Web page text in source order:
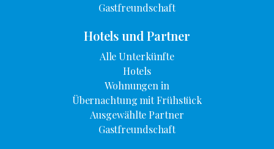
Gastfreundschaft
Hotels und Partner
Alle Unterkünfte
Hotels
Wohnungen in
Übernachtung mit Frühstück
Ausgewählte Partner
Gastfreundschaft